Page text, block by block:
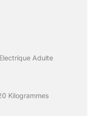
Adulte
Kilogrammes